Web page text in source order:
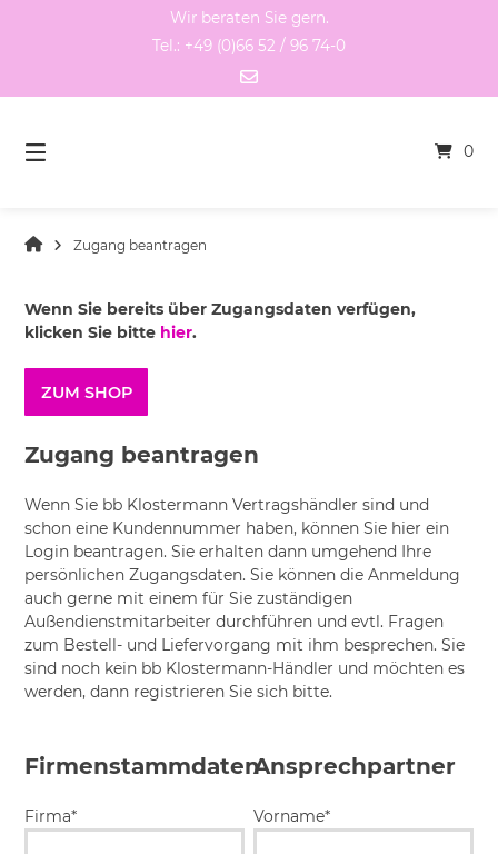
Wir beraten Sie gern.
Tel.: +49 (0)66 52 / 96 74-0
0
Zugang beantragen
Wenn Sie bereits über Zugangsdaten verfügen,
klicken Sie bitte hier.
ZUM SHOP
Zugang beantragen
Wenn Sie bb Klostermann Vertragshändler sind und
schon eine Kundennummer haben, können Sie hier ein
Login beantragen. Sie erhalten dann umgehend Ihre
persönlichen Zugangsdaten. Sie können die Anmeldung
auch gerne mit einem für Sie zuständigen
Außendienstmitarbeiter durchführen und evtl. Fragen
zum Bestell- und Liefervorgang mit ihm besprechen. Sie
sind noch kein bb Klostermann-Händler und möchten es
werden, dann registrieren Sie sich bitte.
Firmenstammdaten
Firma*
Ansprechpartner
Vorname*